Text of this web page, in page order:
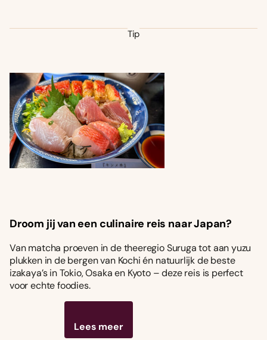
Tip
Droom jij van een culinaire reis naar Japan?
Van matcha proeven in de theeregio Suruga tot aan yuzu
plukken in de bergen van Kochi én natuurlijk de beste
izakaya’s in Tokio, Osaka en Kyoto – deze reis is perfect
voor echte foodies.
Lees meer